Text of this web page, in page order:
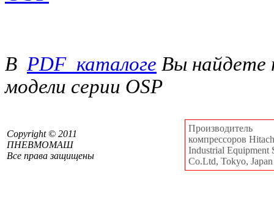
В PDF_каталоге Вы найдете
модели серии OSP
Сopyright © 2011
ПНЕВМОМАШ
Все права защищены
Производитель
компрессоров
Industrial Equipment
Co.Ltd, Tokyo, Japan